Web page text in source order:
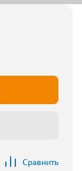
Сравнить